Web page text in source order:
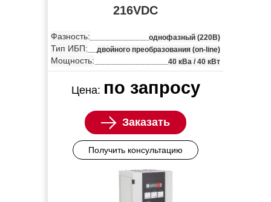
216VDC
Фазность: однофазный (220В)
Тип ИБП: двойного преобразования (on-line)
Мощность: 40 кВа / 40 кВт
Цена: по запросу
Заказать
Получить консультацию